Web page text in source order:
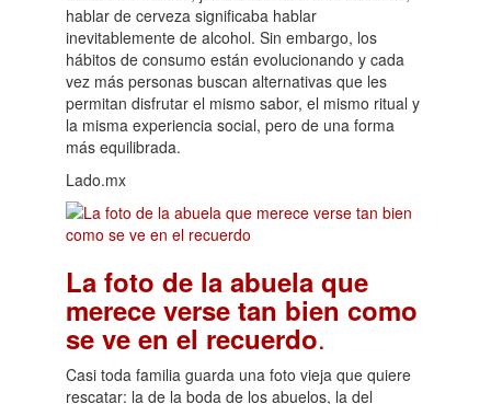
hablar de cerveza significaba hablar
inevitablemente de alcohol. Sin embargo, los
hábitos de consumo están evolucionando y cada
vez más personas buscan alternativas que les
permitan disfrutar el mismo sabor, el mismo ritual y
la misma experiencia social, pero de una forma
más equilibrada.
Lado.mx
La foto de la abuela que
merece verse tan bien como
se ve en el recuerdo.
Casi toda familia guarda una foto vieja que quiere
rescatar: la de la boda de los abuelos, la del